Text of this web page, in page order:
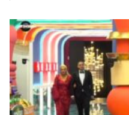
tyre të fundit, artistët
duke hyrë sërish në
nga...